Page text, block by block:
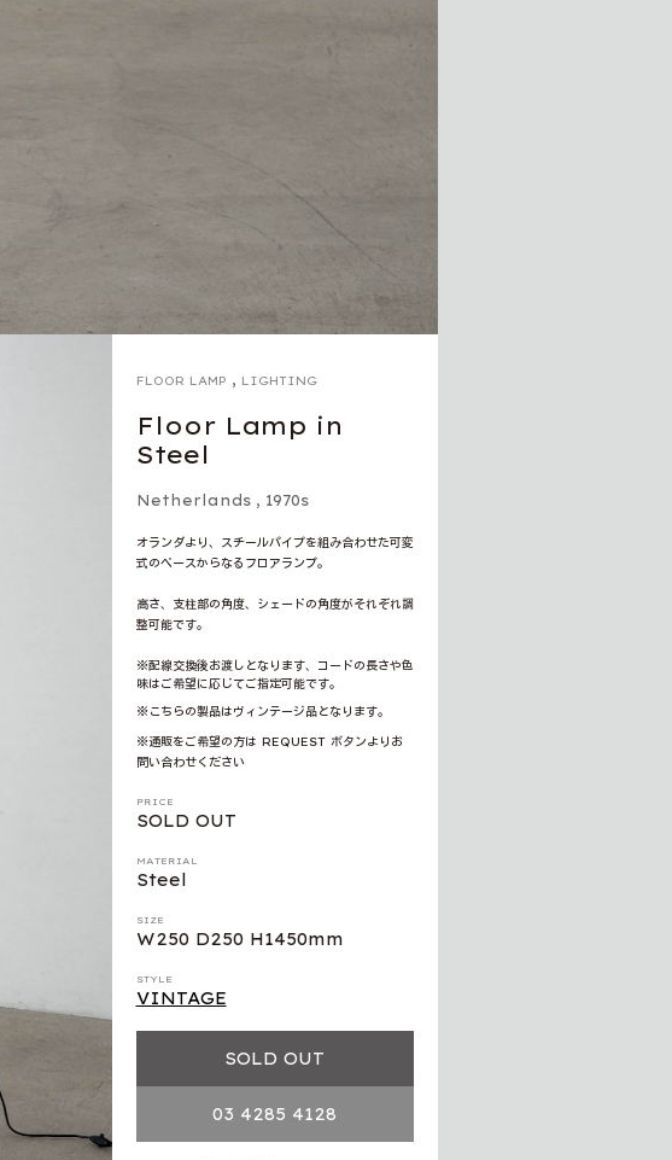
FLOOR LAMP , LIGHTING
Floor Lamp in
Steel
Netherlands, 1970s
オランダより、スチールパイプを組み合わせた可変
式のベースからなるフロアランプ。
高さ、支柱部の角度、シェードの角度がそれぞれ調
整可能です。
※配線交換後お渡しとなります、コードの長さや色
味はご希望に応じてご指定可能です。
※こちらの製品はヴィンテージ品となります。
※通販をご希望の方は REQUEST ボタンよりお
問い合わせください
PRICE
SOLD OUT
MATERIAL
Steel
SIZE
W250 D250 H1450mm
STYLE
VINTAGE
SOLD OUT
03 4285 4128